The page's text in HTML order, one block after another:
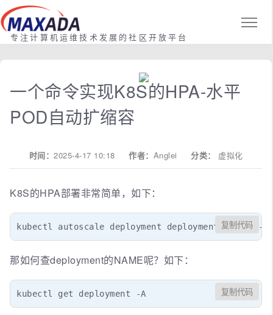
专注计算机运维技术发展的社区开放平台
一个命令实现K8S的HPA-水平
POD自动扩缩容
时间： 2025-4-17 10:18 作者： Anglei 分类： 虚拟化
K8S的HPA部署非常简单，如下：
kubectl autoscale deployment deployment的NAME --
复制代码
那如何查deployment的NAME呢？如下：
kubectl get deployment -A 复制代码